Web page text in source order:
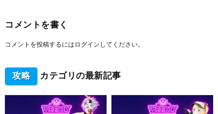
コメントを書く
コメントを投稿するには ログイン してください。
攻略 カテゴリの最新記事